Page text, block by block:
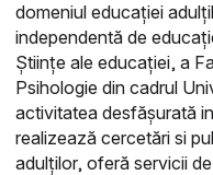
domeniul educației
independentă de
Științe ale educației, a
Psihologie din cadrul
activitatea desfășurată
realizează cercetări si
adulților, oferă servicii